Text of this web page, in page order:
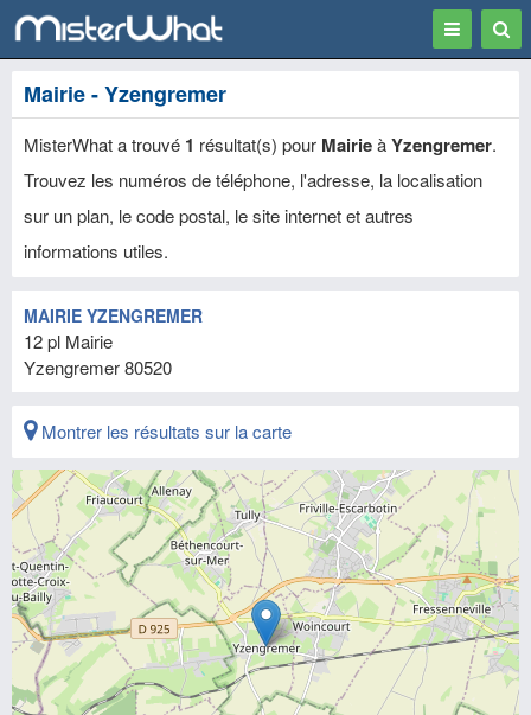
Toggle
Mairie - Yzengremer
MisterWhat a trouvé 1 résultat(s) pour MairieàYzengremer.
Trouvez les numéros de téléphone, l'adresse, la localisation
sur un plan, le code postal, le site internet et autres
informations utiles.
MAIRIE YZENGREMER
12 pl Mairie
Yzengremer80520
Montrer les résultats sur la carte